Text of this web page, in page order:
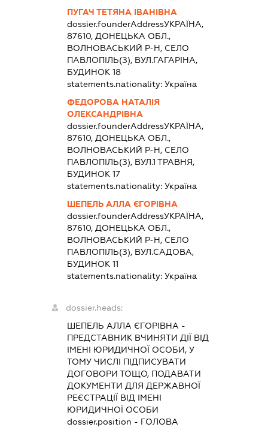
ПУГАЧ ТЕТЯНА ІВАНІВНА
dossier.founderAddressУКРАЇНА,
87610, ДОНЕЦЬКА ОБЛ.,
ВОЛНОВАСЬКИЙ Р-Н, СЕЛО
ПАВЛОПІЛЬ(З), ВУЛ.ГАГАРІНА,
БУДИНОК 18
statements.nationality:Україна
ФЕДОРОВА НАТАЛІЯ
ОЛЕКСАНДРІВНА
dossier.founderAddressУКРАЇНА,
87610, ДОНЕЦЬКА ОБЛ.,
ВОЛНОВАСЬКИЙ Р-Н, СЕЛО
ПАВЛОПІЛЬ(З), ВУЛ.1 ТРАВНЯ,
БУДИНОК 17
statements.nationality:Україна
ШЕПЕЛЬ АЛЛА ЄГОРІВНА
dossier.founderAddressУКРАЇНА,
87610, ДОНЕЦЬКА ОБЛ.,
ВОЛНОВАСЬКИЙ Р-Н, СЕЛО
ПАВЛОПІЛЬ(З), ВУЛ.САДОВА,
БУДИНОК 11
statements.nationality:Україна
dossier.heads:
ШЕПЕЛЬ АЛЛА ЄГОРІВНА -
ПРЕДСТАВНИК ВЧИНЯТИ ДІЇ ВІД
ІМЕНІ ЮРИДИЧНОЇ ОСОБИ, У
ТОМУ ЧИСЛІ ПІДПИСУВАТИ
ДОГОВОРИ ТОЩО, ПОДАВАТИ
ДОКУМЕНТИ ДЛЯ ДЕРЖАВНОЇ
РЕЄСТРАЦІЇ ВІД ІМЕНІ
ЮРИДИЧНОЇ ОСОБИ
dossier.position - ГОЛОВА